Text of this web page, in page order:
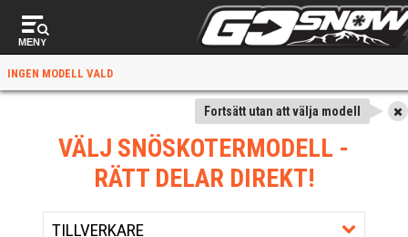
MENY
INGEN MODELL VALD
Fortsätt utan att välja modell
VÄLJ SNÖSKOTERMODELL -
RÄTT DELAR DIREKT!